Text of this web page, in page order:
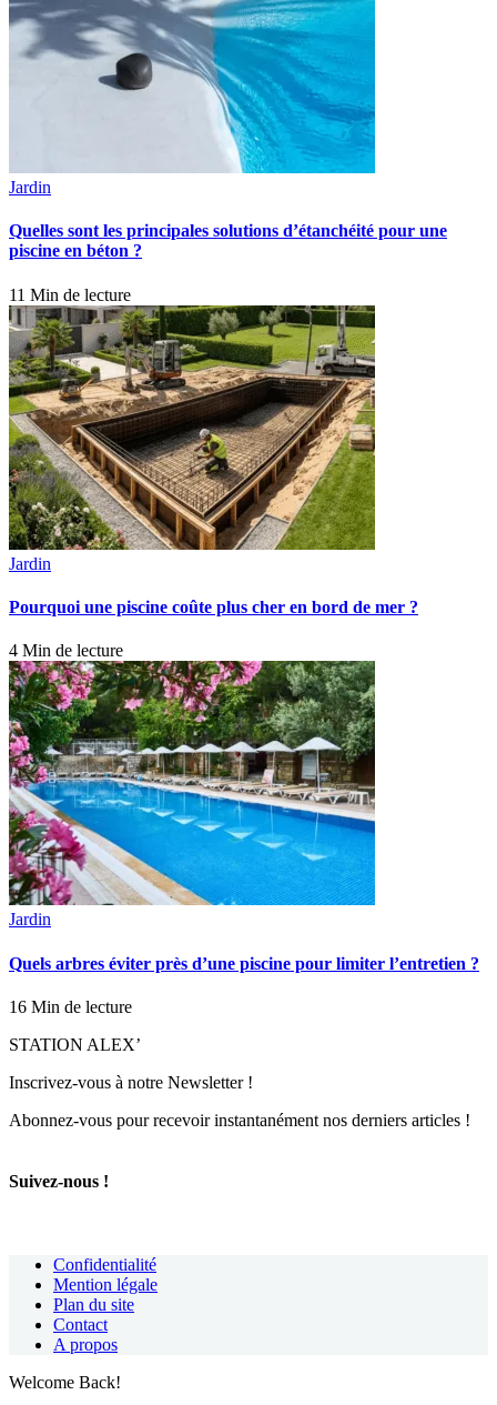
Jardin
Quelles sont les principales solutions d’étanchéité pour une
piscine en béton ?
11 Min de lecture
Jardin
Pourquoi une piscine coûte plus cher en bord de mer ?
4 Min de lecture
Jardin
Quels arbres éviter près d’une piscine pour limiter l’entretien ?
16 Min de lecture
STATION ALEX’
Inscrivez-vous à notre Newsletter !
Abonnez-vous pour recevoir instantanément nos derniers articles !
Suivez-nous !
Confidentialité
Mention légale
Plan du site
Contact
A propos
Welcome Back!